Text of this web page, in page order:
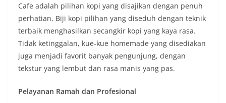
Cafe adalah pilihan kopi yang disajikan dengan penuh
perhatian. Biji kopi pilihan yang diseduh dengan teknik
terbaik menghasilkan secangkir kopi yang kaya rasa.
Tidak ketinggalan, kue-kue homemade yang disediakan
juga menjadi favorit banyak pengunjung, dengan
tekstur yang lembut dan rasa manis yang pas.
Pelayanan Ramah dan Profesional